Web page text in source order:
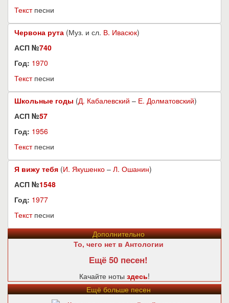
Текстпесни
Червона рута (Муз. и сл. В. Ивасюк)
АСП №740
Год: 1970
Текстпесни
Школьные годы (Д. Кабалевский – Е. Долматовский)
АСП №57
Год: 1956
Текстпесни
Я вижу тебя (И. Якушенко – Л. Ошанин)
АСП №1548
Год: 1977
Текстпесни
Дополнительно
То, чего нет в Антологии
Ещё 50 песен!
Качайте ноты здесь!
Ещё больше песен